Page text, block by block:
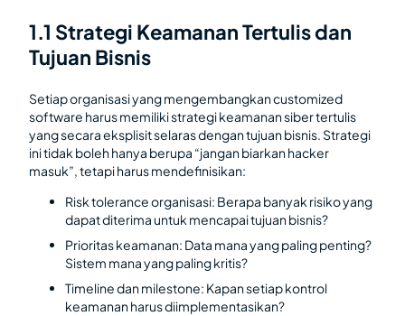
1.1 Strategi Keamanan Tertulis dan
Tujuan Bisnis
Setiap organisasi yang mengembangkan customized
software harus memiliki strategi keamanan siber tertulis
yang secara eksplisit selaras dengan tujuan bisnis. Strategi
ini tidak boleh hanya berupa “jangan biarkan hacker
masuk”, tetapi harus mendefinisikan:
Risk tolerance organisasi: Berapa banyak risiko yang
dapat diterima untuk mencapai tujuan bisnis?
Prioritas keamanan: Data mana yang paling penting?
Sistem mana yang paling kritis?
Timeline dan milestone: Kapan setiap kontrol
keamanan harus diimplementasikan?